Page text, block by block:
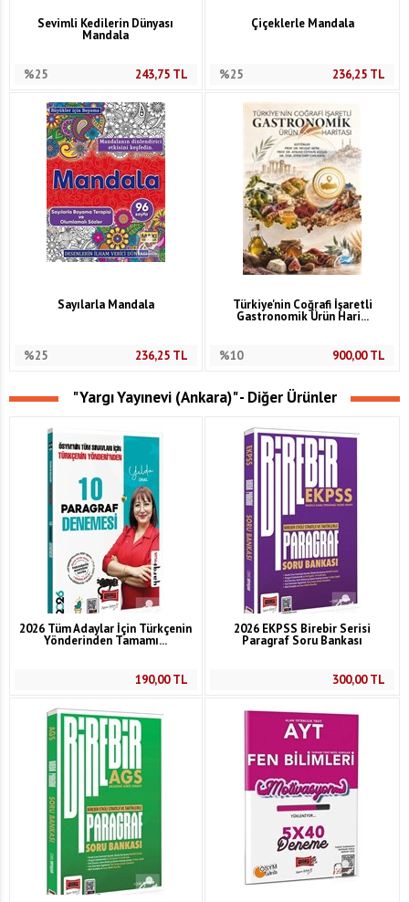
Sevimli Kedilerin Dünyası
Mandala
%25 243,75TL
Çiçeklerle Mandala
%25 236,25 TL
Sayılarla Mandala
%25 236,25TL
Türkiye'nin Coğrafi İşaretli
Gastronomik Ürün Hari...
%10 900,00TL
"Yargı Yayınevi (Ankara)" - Diğer Ürünler
2026 Tüm Adaylar İçin Türkçenin
Yönderinden Tamamı...
190,00TL
2026 EKPSS Birebir Serisi
Paragraf Soru Bankası
300,00TL